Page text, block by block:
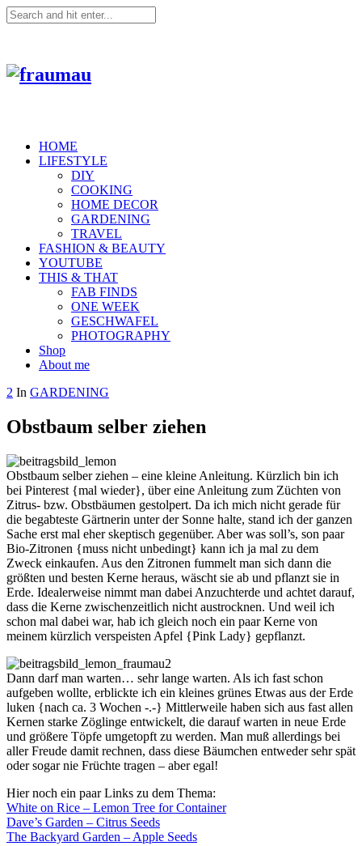
HOME
LIFESTYLE
DIY
COOKING
HOME DECOR
GARDENING
TRAVEL
FASHION & BEAUTY
YOUTUBE
THIS & THAT
FAB FINDS
ONE WEEK
GESCHWAFEL
PHOTOGRAPHY
Shop
About me
2 In GARDENING
Obstbaum selber ziehen
Obstbaum selber ziehen – eine kleine Anleitung. Kürzlich bin ich
bei Pinterest {mal wieder}, über eine Anleitung zum Züchten von
Zitrus- bzw. Obstbäumen gestolpert. Da ich mich nicht gerade für
die begabteste Gärtnerin unter der Sonne halte, stand ich der ganzen
Sache erst mal eher skeptisch gegenüber. Aber was soll’s, son paar
Bio-Zitronen {muss nicht unbedingt} kann ich ja mal zu dem
Zweck einkaufen. Aus den Zitronen fummelt man sich dann die
größten und besten Kerne heraus, wäscht sie ab und pflanzt sie in
Erde. Idealerweise nimmt man dabei Anzuchterde und achtet darauf,
dass die Kerne zwischenzeitlich nicht austrocknen. Und weil ich
schon mal dabei war, hab ich gleich noch ein paar Kerne von
meinem kürzlich verspeisten Apfel {Pink Lady} gepflanzt.
Dann darf man warten… sehr lange warten. Als ich fast schon
aufgeben wollte, erblickte ich ein kleines grünes Etwas aus der Erde
luken {nach ca. 3 Wochen -.-} Mittlerweile haben sich aus fast allen
Kernen starke Zöglinge entwickelt, die darauf warten in neue Erde
und größere Töpfe umgetopft zu werden. Man muß allerdings bei
aller Freude damit rechnen, dass diese Bäumchen entweder sehr spät
oder sogar nie Früchte tragen – aber egal!
Hier noch ein paar Links zu dem Thema:
White on Rice – Lemon Tree for Container
Dave’s Garden – Citrus Seeds
The Backyard Garden – Apple Seeds